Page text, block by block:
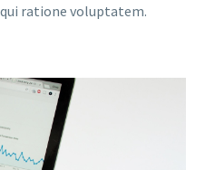
ratione voluptatem.